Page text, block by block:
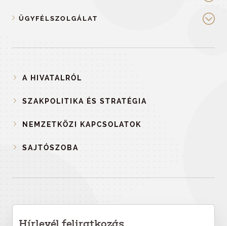
ÜGYFÉLSZOLGÁLAT
A HIVATALRÓL
SZAKPOLITIKA ÉS STRATÉGIA
NEMZETKÖZI KAPCSOLATOK
SAJTÓSZOBA